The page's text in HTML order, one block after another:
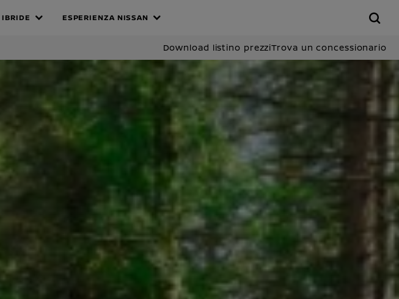
IBRIDE ESPERIENZA NISSAN
Download listino prezziTrova un concessionario